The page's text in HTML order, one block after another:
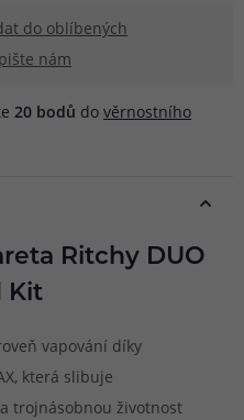
do oblíbených
nám
20 bodů do věrnostního
Ritchy DUO
Kit
vapování díky
která slibuje
trojnásobnou životnost